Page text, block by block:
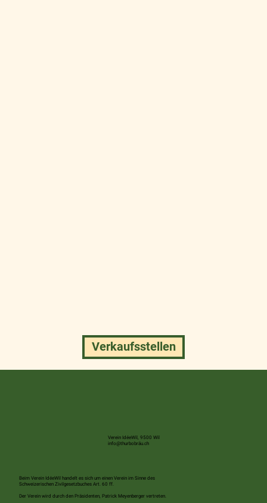
Verkaufsstellen
Verein IdéeWil, 9500 Wil
info@thurbobräu.ch
Beim Verein IdéeWil handelt es sich um einen Verein im Sinne des
Schweizerischen Zivilgesetzbuches Art. 60 ff.
Der Verein wird durch den Präsidenten, Patrick Meyenberger vertreten.